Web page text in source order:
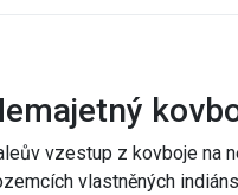
vzestup z kovboje na
vlastněných